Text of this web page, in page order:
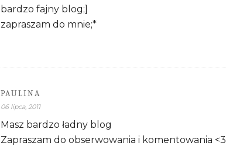
bardzo fajny blog;]
zapraszam do mnie;*
PAULINA
06 lipca, 2011
Masz bardzo ładny blog
Zapraszam do obserwowania i komentowania <3